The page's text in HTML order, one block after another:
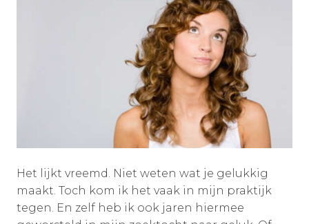
Het lijkt vreemd. Niet weten wat je gelukkig
maakt. Toch kom ik het vaak in mijn praktijk
tegen. En zelf heb ik ook jaren hiermee